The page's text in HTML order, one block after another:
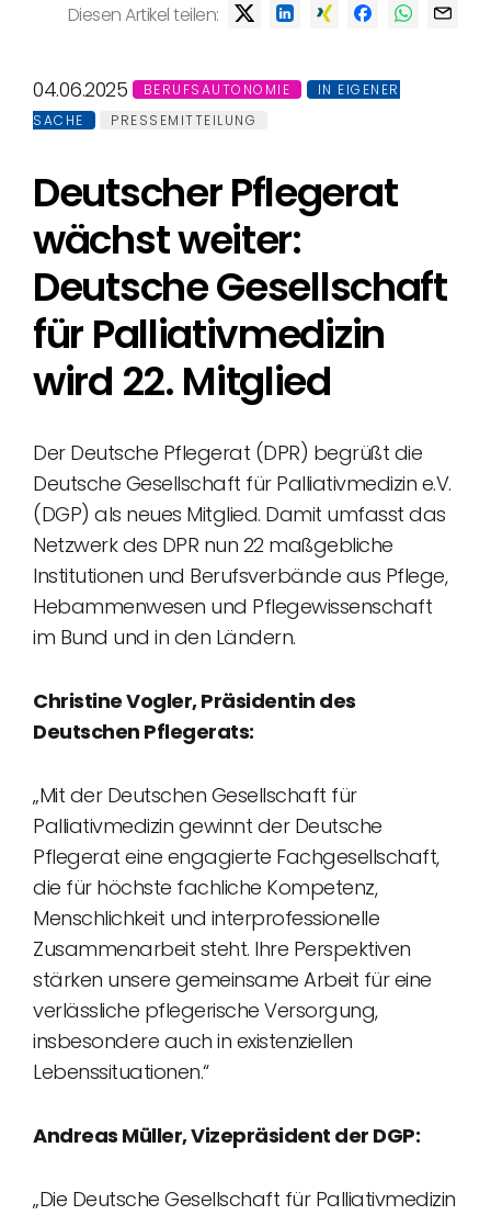
Diesen Artikel teilen:
04.06.2025 BERUFSAUTONOMIE
IN EIGENER
SACHE
PRESSEMITTEILUNG
Deutscher Pflegerat
wächst weiter:
Deutsche Gesellschaft
für Palliativmedizin
wird 22. Mitglied
Der Deutsche Pflegerat (DPR) begrüßt die
Deutsche Gesellschaft für Palliativmedizin e.V.
(DGP) als neues Mitglied. Damit umfasst das
Netzwerk des DPR nun 22 maßgebliche
Institutionen und Berufsverbände aus Pflege,
Hebammenwesen und Pflegewissenschaft
im Bund und in den Ländern.
Christine Vogler, Präsidentin des
Deutschen Pflegerats:
„Mit der Deutschen Gesellschaft für
Palliativmedizin gewinnt der Deutsche
Pflegerat eine engagierte Fachgesellschaft,
die für höchste fachliche Kompetenz,
Menschlichkeit und interprofessionelle
Zusammenarbeit steht. Ihre Perspektiven
stärken unsere gemeinsame Arbeit für eine
verlässliche pflegerische Versorgung,
insbesondere auch in existenziellen
Lebenssituationen.“
Andreas Müller, Vizepräsident der DGP:
„Die Deutsche Gesellschaft für Palliativmedizin